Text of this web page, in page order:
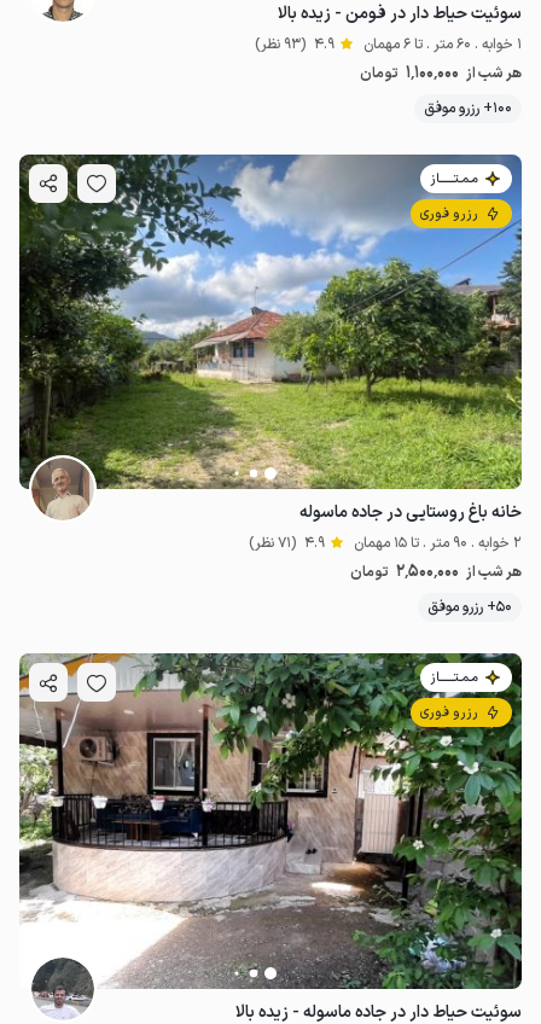
سوئیت حیاط دار در فومن - زیده بالا
1 خوابه . 60 متر . تا 6 مهمان 4.9 (93 نظر)
هر شب از 1٬100٬000 تومان
100+ رزرو موفق
مـمـتــــــاز
رزرو فوری
خانه باغ روستایی در جاده ماسوله
2 خوابه . 90 متر . تا 15 مهمان 4.9 (71 نظر)
هر شب از 2٬500٬000 تومان
50+ رزرو موفق
مـمـتــــــاز
رزرو فوری
سوئیت حیاط دار در جاده ماسوله - زیده بالا